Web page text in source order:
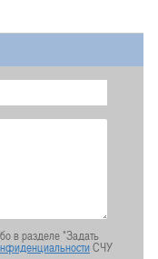
в разделе "Задать
СЧУ